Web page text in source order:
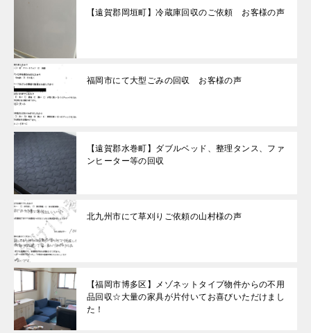
【遠賀郡岡垣町】冷蔵庫回収のご依頼 お客様の声
福岡市にて大型ごみの回収 お客様の声
【遠賀郡水巻町】ダブルベッド、整理タンス、ファ
ンヒーター等の回収
北九州市にて草刈りご依頼の山村様の声
【福岡市博多区】メゾネットタイプ物件からの不用
品回収☆大量の家具が片付いてお喜びいただけまし
た！